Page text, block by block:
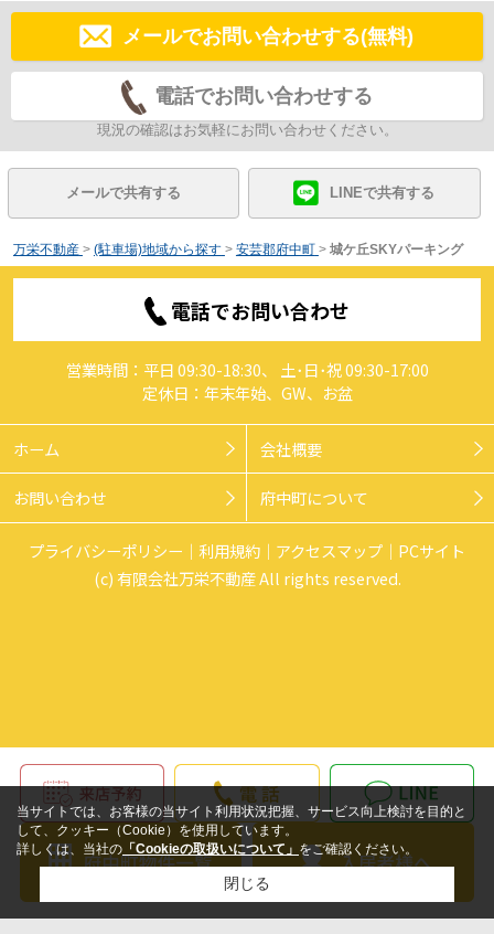
メールでお問い合わせする(無料)
電話でお問い合わせする
現況の確認はお気軽にお問い合わせください。
メールで共有する LINEで共有する
万栄不動産 > (駐車場)地域から探す > 安芸郡府中町 > 城ケ丘SKYパーキング
電話でお問い合わせ
営業時間：平日 09:30-18:30、 土･日･祝 09:30-17:00
定休日：年末年始、GW、お盆
ホーム 会社概要
お問い合わせ 府中町について
プライバシーポリシー 利用規約 アクセスマップ
PCサイト
(c) 有限会社万栄不動産 All rights reserved.
当サイトでは、お客様の当サイト利用状況把握、サービス向上検討を目的と
して、クッキー（Cookie）を使用しています。
詳しくは、当社の 「Cookieの取扱いについて」 をご確認ください。
閉じる